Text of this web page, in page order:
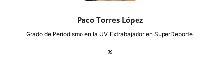
Paco Torres López
Grado de Periodismo en la UV. Extrabajador en SuperDeporte.